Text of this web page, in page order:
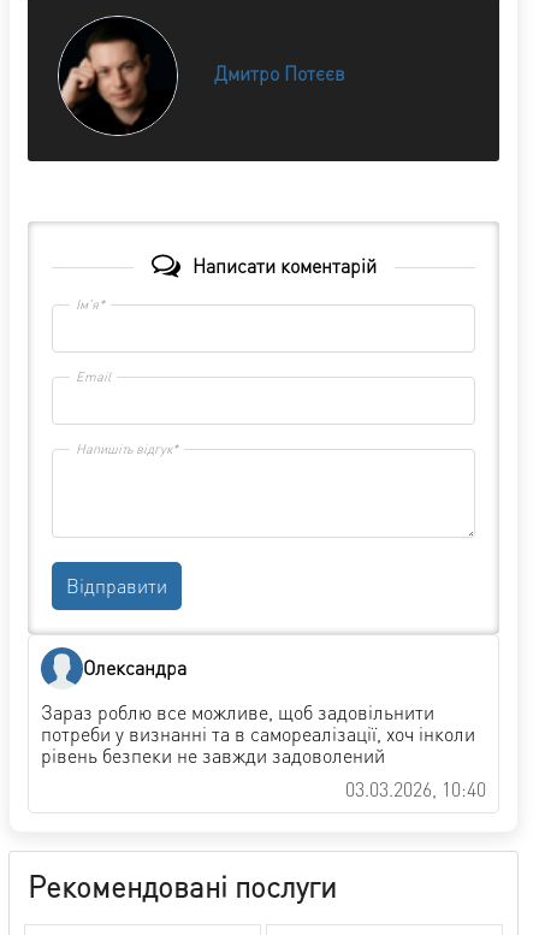
Дмитро Потєєв
Олександра
Зараз роблю все можливе, щоб задовільнити
потреби у визнанні та в самореалізації, хоч інколи
рівень безпеки не завжди задоволений
03.03.2026, 10:40
Написати коментарій
Ім'я*
Email
Напишіть відгук*
Відправити
Рекомендовані послуги